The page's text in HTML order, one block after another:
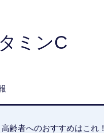
ミンC
齢者へのおすすめはこれ！